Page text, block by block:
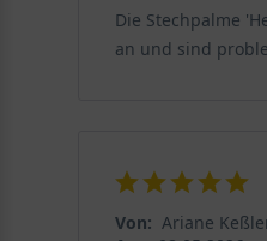
Rückschnitt
Vor dem Austrieb
Die Stechpalme
an und sind
Von: Ariane